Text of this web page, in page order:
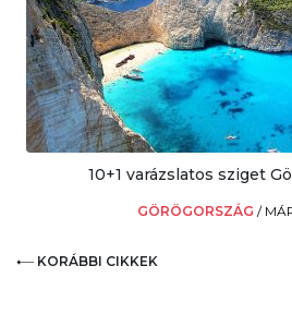
10+1 varázslatos sziget
GÖRÖGORSZÁG /
KORÁBBI CIKKEK